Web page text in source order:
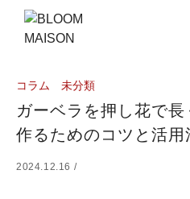
コラム 未分類
ガーベラを押し花で
作るためのコツと活用
2024.12.16 /